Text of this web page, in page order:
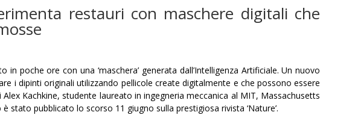
restauri con maschere digitali che
in poche ore con una ‘maschera’ generata dall’Intelligenza Artificiale. Un nuovo
i dipinti originali utilizzando pellicole create digitalmente e che possono essere
Alex Kachkine, studente laureato in ingegneria meccanica al MIT, Massachusetts
stato pubblicato lo scorso 11 giugno sulla prestigiosa rivista ‘Nature’.